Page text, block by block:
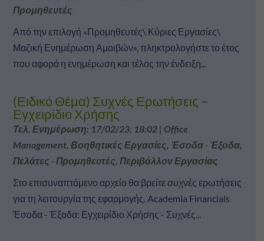
Προμηθευτές
Από την επιλογή «Προμηθευτές\ Κύριες Εργασίες\
Μαζική Ενημέρωση Αμοιβών», πληκτρολογήστε το έτος
που αφορά η ενημέρωση και τέλος την ένδειξη...
(Ειδικό Θέμα) Συχνές Ερωτήσεις –
Εγχειρίδιο Χρήσης
Τελ. Ενημέρωση: 17/02/23, 18:02| Office
Management, Βοηθητικές Εργασίες Έσοδα - Έξοδα,
Πελάτες - Προμηθευτές Περιβάλλον Εργασίας
Στο επισυναπτόμενο αρχείο θα βρείτε συχνές ερωτήσεις
για τη λειτουργία της εφαρμογής. Academia Financials
Έσοδα - Έξοδα: Εγχειρίδιο Χρήσης - Συχνές...